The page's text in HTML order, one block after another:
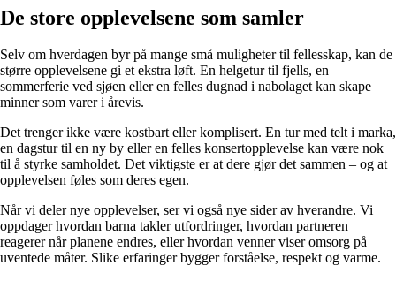
De store opplevelsene som samler
Selv om hverdagen byr på mange små muligheter til fellesskap, kan de
større opplevelsene gi et ekstra løft. En helgetur til fjells, en
sommerferie ved sjøen eller en felles dugnad i nabolaget kan skape
minner som varer i årevis.
Det trenger ikke være kostbart eller komplisert. En tur med telt i marka,
en dagstur til en ny by eller en felles konsertopplevelse kan være nok
til å styrke samholdet. Det viktigste er at dere gjør det sammen – og at
opplevelsen føles som deres egen.
Når vi deler nye opplevelser, ser vi også nye sider av hverandre. Vi
oppdager hvordan barna takler utfordringer, hvordan partneren
reagerer når planene endres, eller hvordan venner viser omsorg på
uventede måter. Slike erfaringer bygger forståelse, respekt og varme.